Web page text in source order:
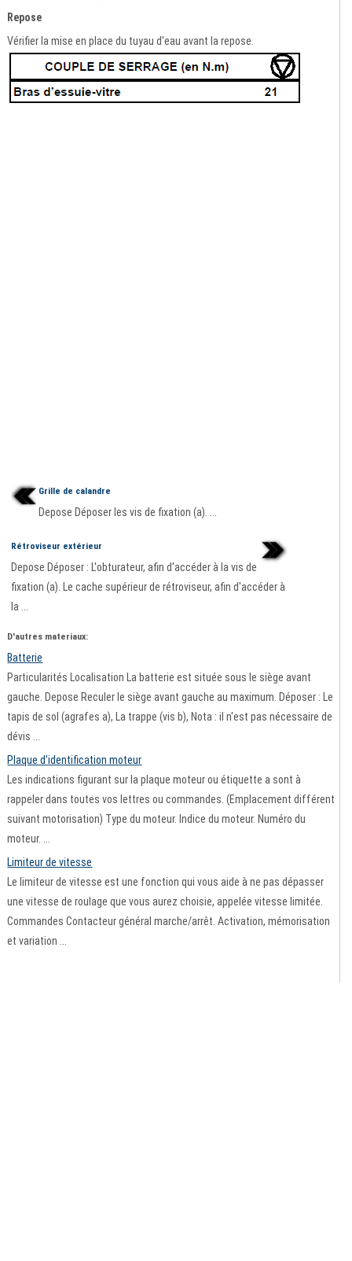
Repose
Vérifier la mise en place du tuyau d'eau avant la repose.
Grille de calandre
Depose Déposer les vis de fixation (a). ...
Rétroviseur extérieur
Depose Déposer : L'obturateur, afin d'accéder à la vis de
fixation (a). Le cache supérieur de rétroviseur, afin d'accéder à
la ...
D'autres materiaux:
Batterie
Particularités Localisation La batterie est située sous le siège avant
gauche. Depose Reculer le siège avant gauche au maximum. Déposer : Le
tapis de sol (agrafes a), La trappe (vis b), Nota : il n'est pas nécessaire de
dévis ...
Plaque d'identification moteur
Les indications figurant sur la plaque moteur ou étiquette a sont à
rappeler dans toutes vos lettres ou commandes. (Emplacement différent
suivant motorisation) Type du moteur. Indice du moteur. Numéro du
moteur. ...
Limiteur de vitesse
Le limiteur de vitesse est une fonction qui vous aide à ne pas dépasser
une vitesse de roulage que vous aurez choisie, appelée vitesse limitée.
Commandes Contacteur général marche/arrêt. Activation, mémorisation
et variation ...